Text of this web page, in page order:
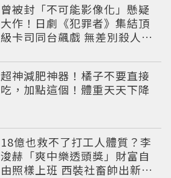
曾被封「不可能影像化」懸疑
大作！日劇《犯罪者》集結頂
級卡司同台飆戲 無差別殺人案
超神減肥神器！橘子不要直接
吃，加點這個！體重天天下降
18億也救不了打工人體質？李
浚赫「爽中樂透頭獎」財富自
由照樣上班 西裝社畜帥出新高